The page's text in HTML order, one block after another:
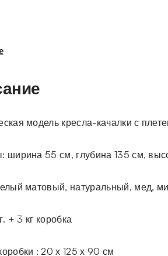
модель кресла-качалки с
ширина 55 см, глубина 135 см,
матовый, натуральный, мед,
+ 3 кг коробка
: 20 х 125 х 90 см